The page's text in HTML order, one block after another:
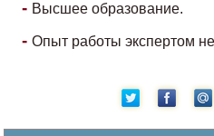
Высшее образование.
Опыт работы экспертом